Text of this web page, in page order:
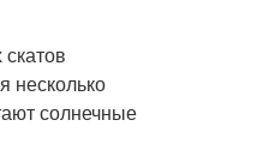
несколько
солнечные